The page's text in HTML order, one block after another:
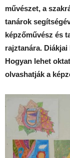
művészet, a
tanárok
képzőművész és
rajztanára.
Hogyan lehet
olvashatják a